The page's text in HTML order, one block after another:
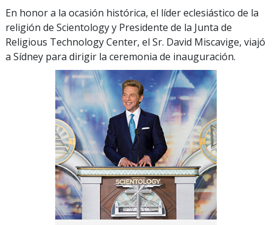
En honor a la ocasión histórica, el líder eclesiástico de la
religión de Scientology y Presidente de la Junta de
Religious Technology Center, el Sr. David Miscavige, viajó
a Sídney para dirigir la ceremonia de inauguración.